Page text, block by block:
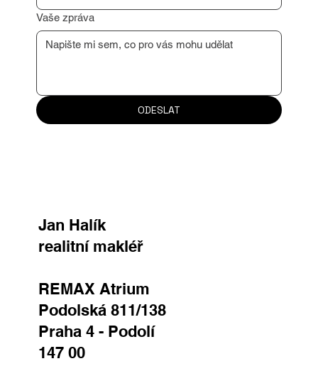
Vaše zpráva
ODESLAT
Jan Halík
realitní makléř
REMAX Atrium
Podolská 811/138
Praha 4 - Podolí
147 00